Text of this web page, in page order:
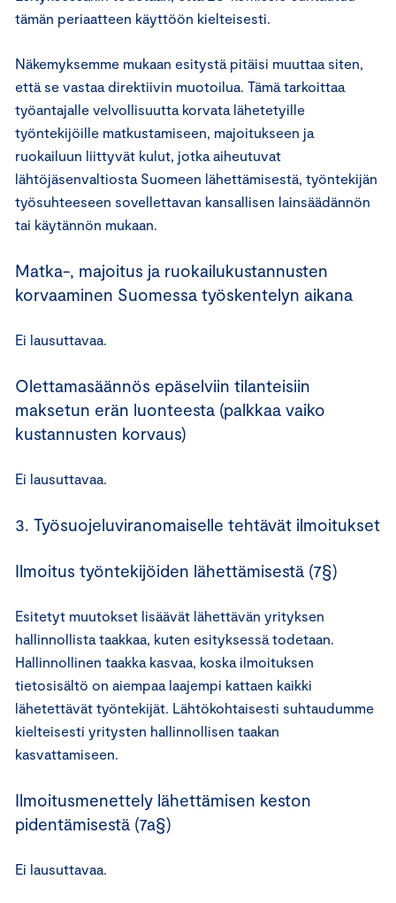
tämän periaatteen käyttöön kielteisesti.
Näkemyksemme mukaan esitystä pitäisi muuttaa siten,
että se vastaa direktiivin muotoilua. Tämä tarkoittaa
työantajalle velvollisuutta korvata lähetetyille
työntekijöille matkustamiseen, majoitukseen ja
ruokailuun liittyvät kulut, jotka aiheutuvat
lähtöjäsenvaltiosta Suomeen lähettämisestä, työntekijän
työsuhteeseen sovellettavan kansallisen lainsäädännön
tai käytännön mukaan.
Matka-, majoitus ja ruokailukustannusten
korvaaminen Suomessa työskentelyn aikana
Ei lausuttavaa.
Olettamasäännös epäselviin tilanteisiin
maksetun erän luonteesta (palkkaa vaiko
kustannusten korvaus)
Ei lausuttavaa.
3. Työsuojeluviranomaiselle tehtävät ilmoitukset
Ilmoitus työntekijöiden lähettämisestä (7§)
Esitetyt muutokset lisäävät lähettävän yrityksen
hallinnollista taakkaa, kuten esityksessä todetaan.
Hallinnollinen taakka kasvaa, koska ilmoituksen
tietosisältö on aiempaa laajempi kattaen kaikki
lähetettävät työntekijät. Lähtökohtaisesti suhtaudumme
kielteisesti yritysten hallinnollisen taakan
kasvattamiseen.
Ilmoitusmenettely lähettämisen keston
pidentämisestä (7a§)
Ei lausuttavaa.